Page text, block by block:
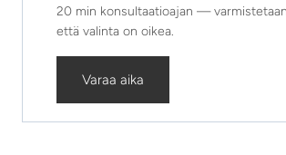
20 min konsultaatioajan —
että valinta on oikea.
Varaa aika